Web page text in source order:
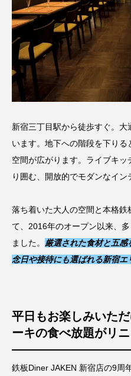
新宿三丁目駅から徒歩すぐ。
います。地下への階段を下り
空間が広がります。ライブキ
り囲む、開放的でモダンなイン
落ち着いた大人の空間と本格
て、2016年のオープン以来、
ました。 厳選された食材と五
念日や接待にも選ばれる新宿エ
平日もお楽しみいた
ーキの食べ放題がリニ
鉄板Diner JAKEN 新宿店の9周